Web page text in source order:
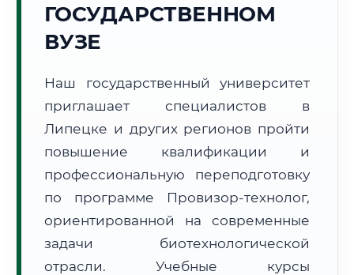
📍 Региональная справка
Почтовые индексы:
Часовой пояс:
МСК (UTC+3)
Формат учебы:
Дистанционно
🗺️ Зона обслуживания: г. Липецк
ГОСУДАРСТВЕННОМ
ВУЗЕ
Наш государственный университет
приглашает специалистов в
Липецке и других регионов пройти
повышение квалификации и
профессиональную переподготовку
по программе Провизор-технолог,
ориентированной на современные
задачи биотехнологической
отрасли. Учебные курсы